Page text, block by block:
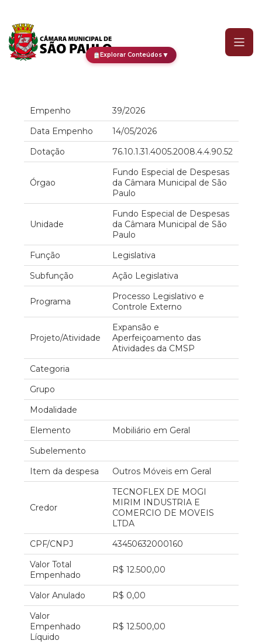
Explorar Conteúdos▼
Empenho
39/2026
Data Empenho
14/05/2026
Dotação
76.10.1.31.4005.2008.4.4.90.52
Órgao
Fundo Especial de Despesas
da Câmara Municipal de São
Paulo
Unidade
Fundo Especial de Despesas
da Câmara Municipal de São
Paulo
Função
Legislativa
Subfunção
Ação Legislativa
Programa
Processo Legislativo e
Controle Externo
Projeto/Atividade
Expansão e
Aperfeiçoamento das
Atividades da CMSP
Categoria
Grupo
Modalidade
Elemento
Mobiliário em Geral
Subelemento
Item da despesa
Outros Móveis em Geral
Credor
TECNOFLEX DE MOGI
MIRIM INDUSTRIA E
COMERCIO DE MOVEIS
LTDA
CPF/CNPJ
43450632000160
Valor Total
Empenhado
R$ 12.500,00
Valor Anulado
R$ 0,00
Valor
Empenhado
Líquido
R$ 12.500,00